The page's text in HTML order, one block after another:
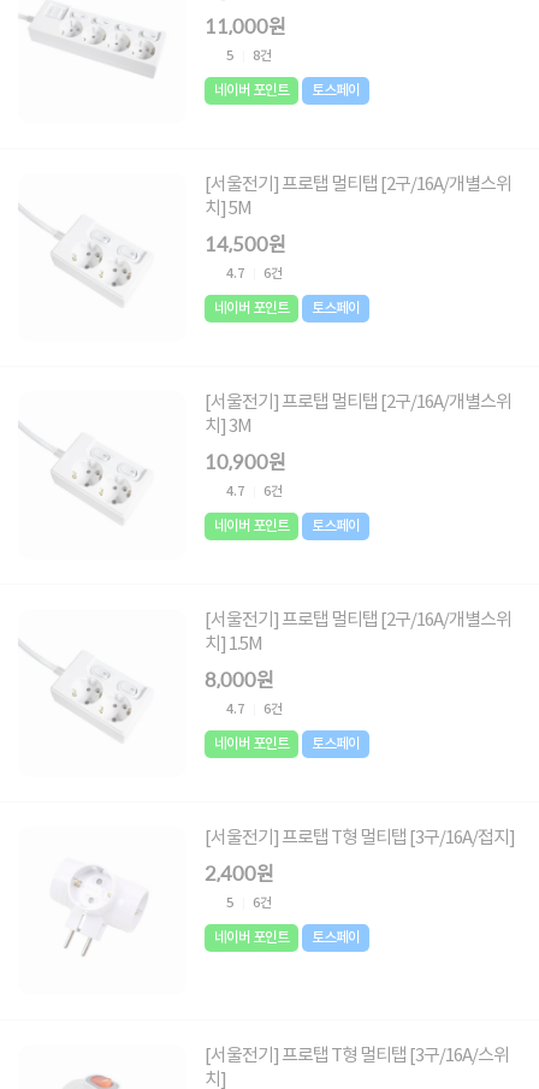
11,000원
5 8건
네이버 포인트 토스페이
[서울전기] 프로탭 멀티탭 [2구/16A/개별스위
치] 5M
14,500원
4.7 6건
네이버 포인트 토스페이
[서울전기] 프로탭 멀티탭 [2구/16A/개별스위
치] 3M
10,900원
4.7 6건
네이버 포인트 토스페이
[서울전기] 프로탭 멀티탭 [2구/16A/개별스위
치] 1.5M
8,000원
4.7 6건
네이버 포인트 토스페이
[서울전기] 프로탭 T형 멀티탭 [3구/16A/접지]
2,400원
5 6건
네이버 포인트 토스페이
[서울전기] 프로탭 T형 멀티탭 [3구/16A/스위
치]